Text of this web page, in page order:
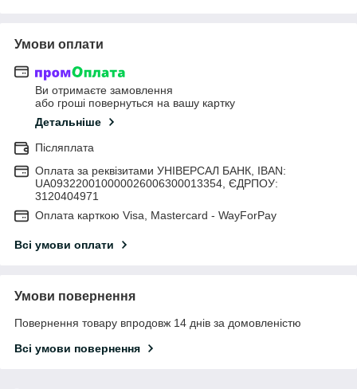
Умови оплати
Ви отримаєте замовлення
або гроші повернуться на вашу картку
Детальніше
Післяплата
Оплата за реквізитами УНІВЕРСАЛ БАНК, IBAN:
UA093220010000026006300013354, ЄДРПОУ:
3120404971
Оплата карткою Visa, Mastercard - WayForPay
Всі умови оплати
Умови повернення
Повернення товару впродовж 14 днів за домовленістю
Всі умови повернення